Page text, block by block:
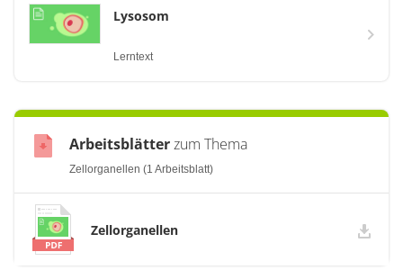
Lysosom
Lerntext
Arbeitsblätterzum Thema
Zellorganellen (1 Arbeitsblatt)
Zellorganellen